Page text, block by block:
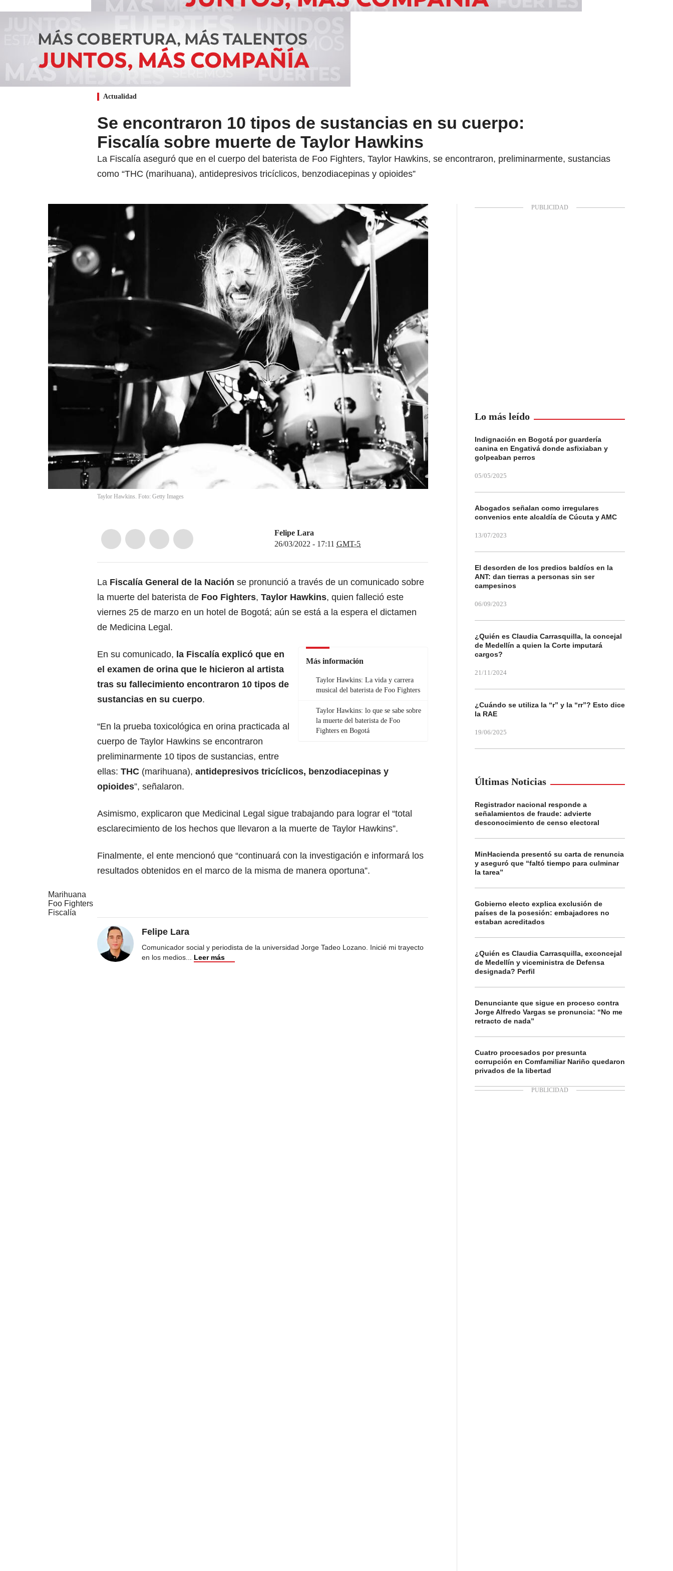
Actualidad
Se encontraron 10 tipos de sustancias en su cuerpo:
Fiscalía sobre muerte de Taylor Hawkins
La Fiscalía aseguró que en el cuerpo del baterista de Foo Fighters, Taylor Hawkins, se encontraron, preliminarmente, sustancias
como “THC (marihuana), antidepresivos tricíclicos, benzodiacepinas y opioides”
Taylor Hawkins. Foto: Getty Images
Felipe Lara
26/03/2022 - 17:11 GMT-5
La Fiscalía General de la Nación se pronunció a través de un comunicado sobre
la muerte del baterista de Foo Fighters, Taylor Hawkins, quien falleció este
viernes 25 de marzo en un hotel de Bogotá; aún se está a la espera el dictamen
de Medicina Legal.
Más información
Taylor Hawkins: La vida y carrera
musical del baterista de Foo Fighters
Taylor Hawkins: lo que se sabe sobre
la muerte del baterista de Foo
Fighters en Bogotá
En su comunicado, la Fiscalía explicó que en
el examen de orina que le hicieron al artista
tras su fallecimiento encontraron 10 tipos de
sustancias en su cuerpo.
“En la prueba toxicológica en orina practicada al
cuerpo de Taylor Hawkins se encontraron
preliminarmente 10 tipos de sustancias, entre
ellas: THC (marihuana), antidepresivos tricíclicos, benzodiacepinas y
opioides”, señalaron.
Asimismo, explicaron que Medicinal Legal sigue trabajando para lograr el “total
esclarecimiento de los hechos que llevaron a la muerte de Taylor Hawkins”.
Finalmente, el ente mencionó que “continuará con la investigación e informará los
resultados obtenidos en el marco de la misma de manera oportuna”.
Marihuana
Foo Fighters
Fiscalía
Felipe Lara
Comunicador social y periodista de la universidad Jorge Tadeo Lozano. Inicié mi trayecto
en los medios... Leer más
Lo más leído
Indignación en Bogotá por guardería
canina en Engativá donde asfixiaban y
golpeaban perros
05/05/2025
Abogados señalan como irregulares
convenios ente alcaldía de Cúcuta y AMC
13/07/2023
El desorden de los predios baldíos en la
ANT: dan tierras a personas sin ser
campesinos
06/09/2023
¿Quién es Claudia Carrasquilla, la concejal
de Medellín a quien la Corte imputará
cargos?
21/11/2024
¿Cuándo se utiliza la “r” y la “rr”? Esto dice
la RAE
19/06/2025
Últimas Noticias
Registrador nacional responde a
señalamientos de fraude: advierte
desconocimiento de censo electoral
MinHacienda presentó su carta de renuncia
y aseguró que “faltó tiempo para culminar
la tarea”
Gobierno electo explica exclusión de
países de la posesión: embajadores no
estaban acreditados
¿Quién es Claudia Carrasquilla, exconcejal
de Medellín y viceministra de Defensa
designada? Perfil
Denunciante que sigue en proceso contra
Jorge Alfredo Vargas se pronuncia: “No me
retracto de nada”
Cuatro procesados por presunta
corrupción en Comfamiliar Nariño quedaron
privados de la libertad